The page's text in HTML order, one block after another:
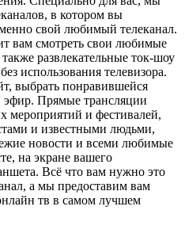
в котором вы
свой любимый телеканал.
вам смотреть свои любимые
развлекательные ток-шоу
использования телевизора.
выбрать понравившейся
эфир. Прямые трансляции
мероприятий и фестивалей,
и известными людьми,
новости и всеми любимые
на экране вашего
Всё что вам нужно это
а мы предоставим вам
тв в самом лучшем